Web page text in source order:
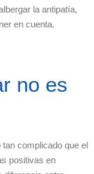
la antipatía,
en cuenta.
no es
complicado que el
positivas en